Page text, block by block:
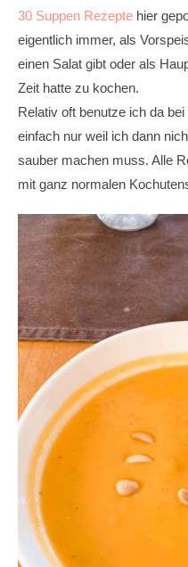
30 Suppen Rezepte hier
eigentlich immer, als
einen Salat gibt oder als
Zeit hatte zu kochen.
Relativ oft benutze ich da
einfach nur weil ich dann
sauber machen muss. Alle
mit ganz normalen